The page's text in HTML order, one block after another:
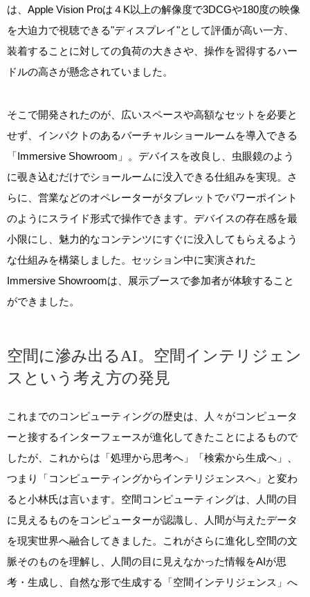
は、Apple Vision Proは４K以上の解像度で3DCGや180度の映像
を大迫力で視聴できる"ディスプレイ"として評価が高い一方、
装着することに対しての負荷の大きさや、操作を習得するハー
ドルの高さが懸念されていました。
そこで開発されたのが、広いスペースや高額なセットを必要と
せず、インパクトのあるバーチャルショールームを導入できる
「Immersive Showroom」。デバイスを改良し、虫眼鏡のよう
に覗き込むだけでショールームに没入できる仕組みを実現。さ
らに、営業などのオペレーターがタブレットでパワーポイント
のようにスライド形式で操作できます。デバイスの存在感を最
小限にし、魅力的なコンテンツにすぐに没入してもらえるよう
な仕組みを構築しました。セッション中に実演された
Immersive Showroomは、展示ブースで参加者が体験すること
ができました。
空間に滲み出るAI。空間インテリジェン
スという考え方の発見
これまでのコンピューティングの歴史は、人々がコンピュータ
ーと接するインターフェースが進化してきたことによるもので
したが、これからは「処理から思考へ」「検索から生成へ」、
つまり「コンピューティングからインテリジェンスへ」と変わ
ると小林氏は言います。空間コンピューティングは、人間の目
に見えるものをコンピューターが認識し、人間が与えたデータ
を現実世界へ融合してきました。これがさらに進化し空間の文
脈そのものを理解し、人間の目に見えなかった情報をAIが思
考・生成し、自然な形で生成する「空間インテリジェンス」へ